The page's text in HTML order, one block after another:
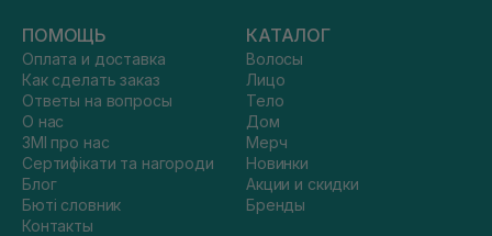
ПОМОЩЬ
Оплата и доставка
Как сделать заказ
Ответы на вопросы
О нас
ЗМІ про нас
Сертифікати та нагороди
Блог
Бюті словник
Контакты
КАТАЛОГ
Волосы
Лицо
Тело
Дом
Мерч
Новинки
Акции и скидки
Бренды